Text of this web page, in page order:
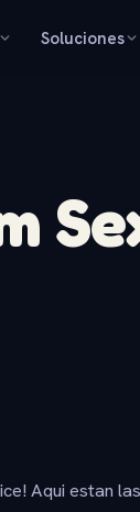
Soluciones
Aqui estan